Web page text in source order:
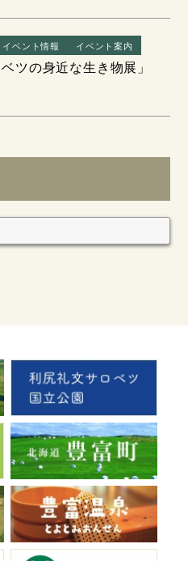
イベント情報 イベント案内
ツの身近な生き物展」